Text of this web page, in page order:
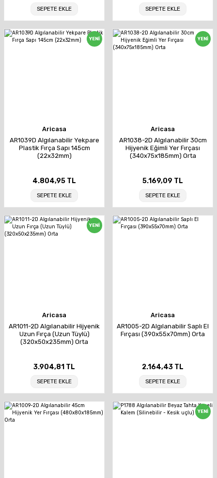
SEPETE EKLE SEPETE EKLE
Aricasa
AR1039D Algılanabilir Yekpare
Plastik Fırça Sapı 145cm
(22x32mm)
4.804,95 TL
SEPETE EKLE
YENİ
Aricasa
AR1038-2D Algılanabilir 30cm
Hijyenik Eğimli Yer Fırçası
(340x75x185mm) Orta
5.169,09 TL
SEPETE EKLE
YENİ
Aricasa
AR1011-2D Algılanabilir Hijyenik
Uzun Fırça (Uzun Tüylü)
(320x50x235mm) Orta
3.904,81 TL
SEPETE EKLE
YENİ
Aricasa
AR1005-2D Algılanabilir Saplı El
Fırçası (390x55x70mm) Orta
2.164,43 TL
SEPETE EKLE
YENİ